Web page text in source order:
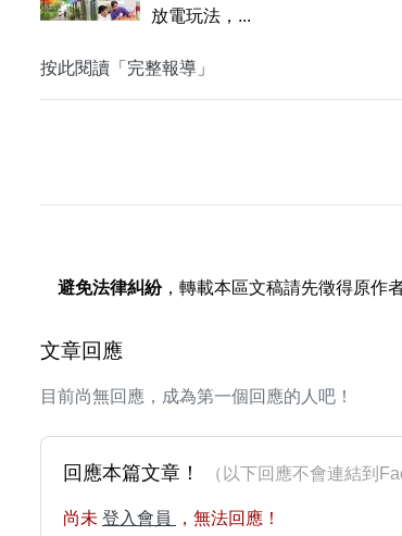
放電玩法，...
按此閱讀「完整報導」
避免法律糾紛，轉載本區文稿請先徵得原作
文章回應
目前尚無回應，成為第一個回應的人吧！
回應本篇文章！ （以下回應不會連結到
尚未 登入會員 ，無法回應！